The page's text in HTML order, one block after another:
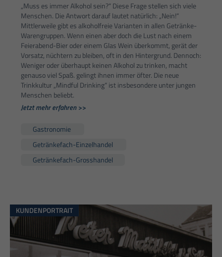
„Muss es immer Alkohol sein?“ Diese Frage stellen sich viele
Menschen. Die Antwort darauf lautet natürlich: „Nein!“
Mittlerweile gibt es alkoholfreie Varianten in allen Getränke-
Warengruppen. Wenn einen aber doch die Lust nach einem
Feierabend-Bier oder einem Glas Wein überkommt, gerät der
Vorsatz, nüchtern zu bleiben, oft in den Hintergrund. Dennoch:
Weniger oder überhaupt keinen Alkohol zu trinken, macht
genauso viel Spaß. gelingt ihnen immer öfter. Die neue
Trinkkultur „Mindful Drinking“ ist insbesondere unter jungen
Menschen beliebt.
Jetzt mehr erfahren >>
Gastronomie
Getränkefach-Einzelhandel
Getränkefach-Grosshandel
KUNDENPORTRAIT